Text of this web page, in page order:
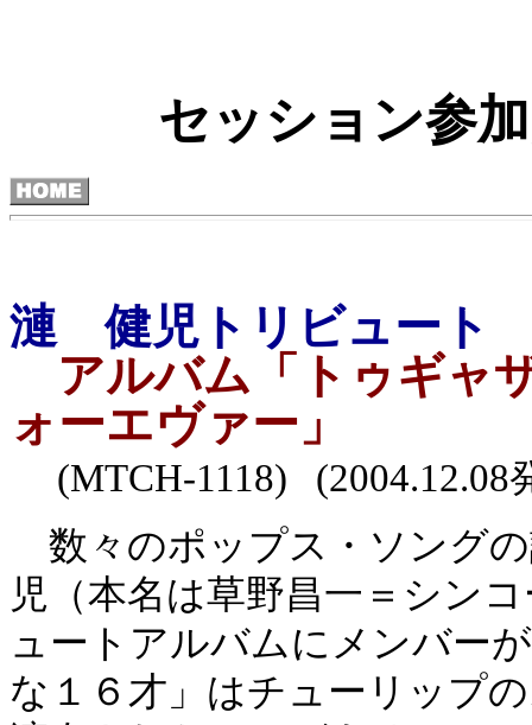
セッション参
漣 健児トリビュート
アルバム「トゥギャ
ォーエヴァー」
(MTCH-1118) (2004.12.08
数々のポップス・ソング
児（本名は草野昌一＝シン
ュートアルバムにメンバー
な１６才」はチューリップ